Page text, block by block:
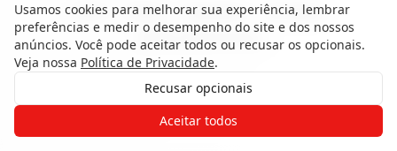
Pisos Portas Esquadrias
Ferragens
Painéis e Revestimentos
Gostaria de receber o contato de um
de nossos especialistas?
Usamos cookies para melhorar sua experiência, lembrar
preferências e medir o desempenho do site e dos nossos
anúncios. Você pode aceitar todos ou recusar os opcionais.
Veja nossa Política de Privacidade.
Recusar opcionais
Aceitar todos